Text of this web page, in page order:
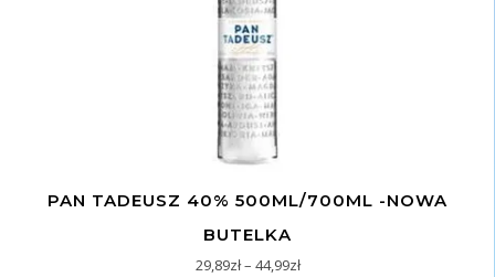
PAN TADEUSZ 40% 500ML/700ML -NOWA
BUTELKA
29,89zł– 44,99złZakres cen: od 29,89zł do